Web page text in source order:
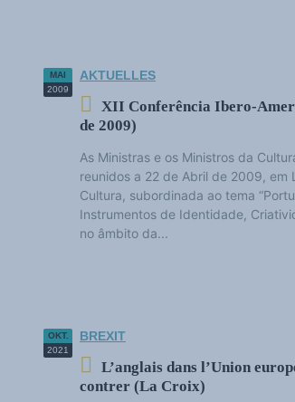
MAI
2009
AKTUELLES
XII Conferência Ibero-
de 2009)
As Ministras e os Ministros da
reunidos a 22 de Abril de 2009, em
Cultura, subordinada ao tema
Instrumentos de Identidade,
no âmbito da...
OKT.
2021
BREXIT
L’anglais dans l’Union
contrer (La Croix)